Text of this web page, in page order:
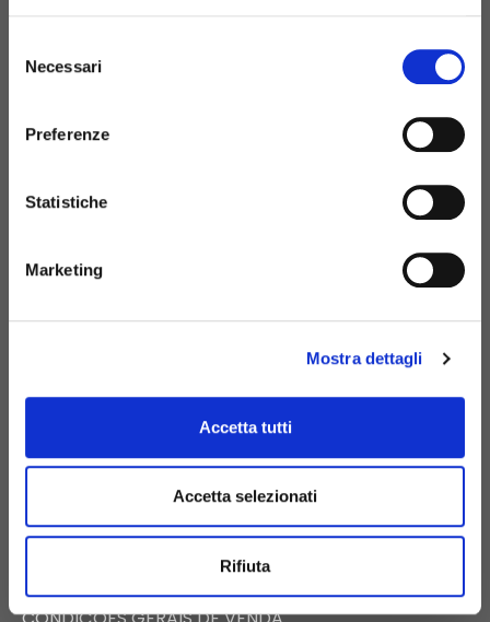
delNecessari
Preferenze
Statistiche
Marketing
Mostra dettagli
Accetta tutti
Accetta selezionati
Rifiuta
BIRTH@BIRTH.IT
SS APPIA KM 192.500 – 81052
CATÁLOGO DIGITAL
EVENTOS
SALA DE IMPRENSA
CERTIFICAÇÕES